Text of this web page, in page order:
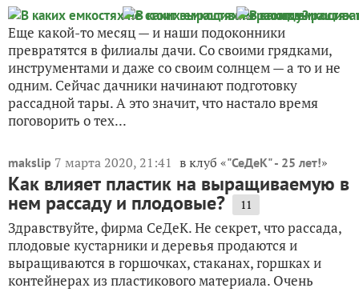
Еще какой-то месяц — и наши подоконники
превратятся в филиалы дачи. Со своими грядками,
инструментами и даже со своим солнцем — а то и не
одним. Сейчас дачники начинают подготовку
рассадной тары. А это значит, что настало время
поговорить о тех...
makslip 7 марта 2020, 21:41 в клуб «"СеДеК" - 25 лет!»
Как влияет пластик на выращиваемую в
нем рассаду и плодовые? 11
Здравствуйте, фирма СеДеК. Не секрет, что рассада,
плодовые кустарники и деревья продаются и
выращиваются в горшочках, стаканах, горшках и
контейнерах из пластикового материала. Очень